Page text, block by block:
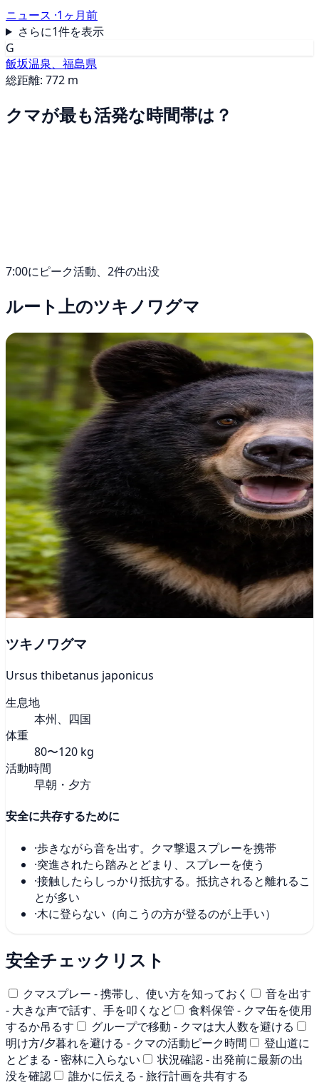
ニュース ·1ヶ月前
さらに1件を表示
G
飯坂温泉、福島県
総距離: 772 m
クマが最も活発な時間帯は？
7:00にピーク活動、2件の出没
ルート上のツキノワグマ
ツキノワグマ
Ursus thibetanus japonicus
生息地
本州、四国
体重
80〜120 kg
活動時間
早朝・夕方
安全に共存するために
·歩きながら音を出す。クマ撃退スプレーを携帯
·突進されたら踏みとどまり、スプレーを使う
·接触したらしっかり抵抗する。抵抗されると離れるこ
とが多い
·木に登らない（向こうの方が登るのが上手い）
安全チェックリスト
クマスプレー - 携帯し、使い方を知っておく
音を出す
- 大きな声で話す、手を叩くなど
食料保管 - クマ缶を使用
するか吊るす
グループで移動 - クマは大人数を避ける
明け方/夕暮れを避ける - クマの活動ピーク時間
登山道に
とどまる - 密林に入らない
状況確認 - 出発前に最新の出
没を確認
誰かに伝える - 旅行計画を共有する